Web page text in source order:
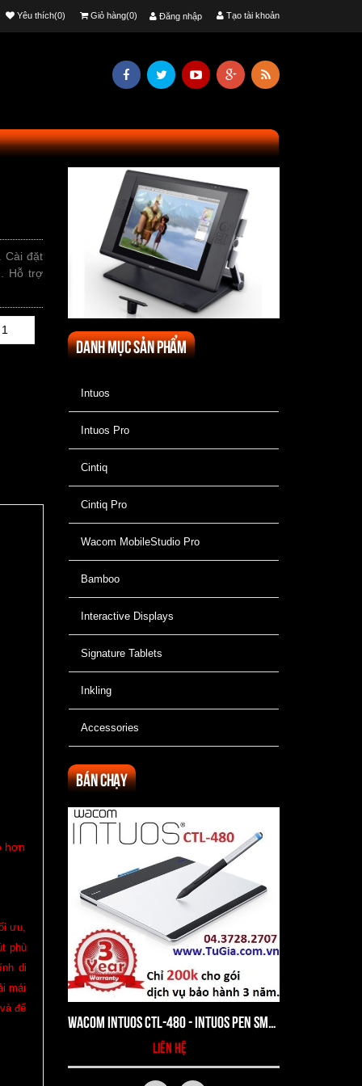
Đăng nhập Tạo tài khoản
Yêu thích(0) Giỏ hàng(0)
Cài đặt
Hỗ trợ
hơn
ưu,
phù
di
mái
để
Danh mục sản phẩm
Intuos
Intuos Pro
Cintiq
Cintiq Pro
Wacom MobileStudio Pro
Bamboo
Interactive Displays
Signature Tablets
Inkling
Accessories
Bán chạy
liên hệ